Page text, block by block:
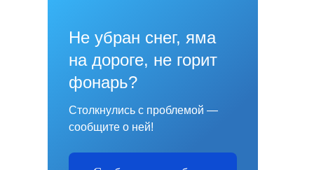
Не убран снег, яма
на дороге, не горит
фонарь?
Столкнулись с проблемой —
сообщите о ней!